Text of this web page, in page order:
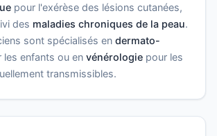
pour l'exérèse des lésions cutanées,
des maladies chroniques de la peau.
sont spécialisés en dermato-
les enfants ou en vénérologie pour les
transmissibles.